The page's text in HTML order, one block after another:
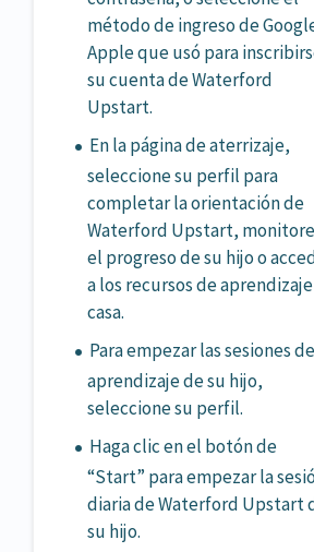
método de ingreso de
Apple que usó para
su cuenta de Waterford
Upstart.
En la página de aterrizaje,
seleccione su perfil para
completar la orientación de
Waterford Upstart,
el progreso de su hijo o
a los recursos de
casa.
Para empezar las sesiones de
aprendizaje de su hijo,
seleccione su perfil.
Haga clic en el botón de
“Start” para empezar la
diaria de Waterford Upstart
su hijo.